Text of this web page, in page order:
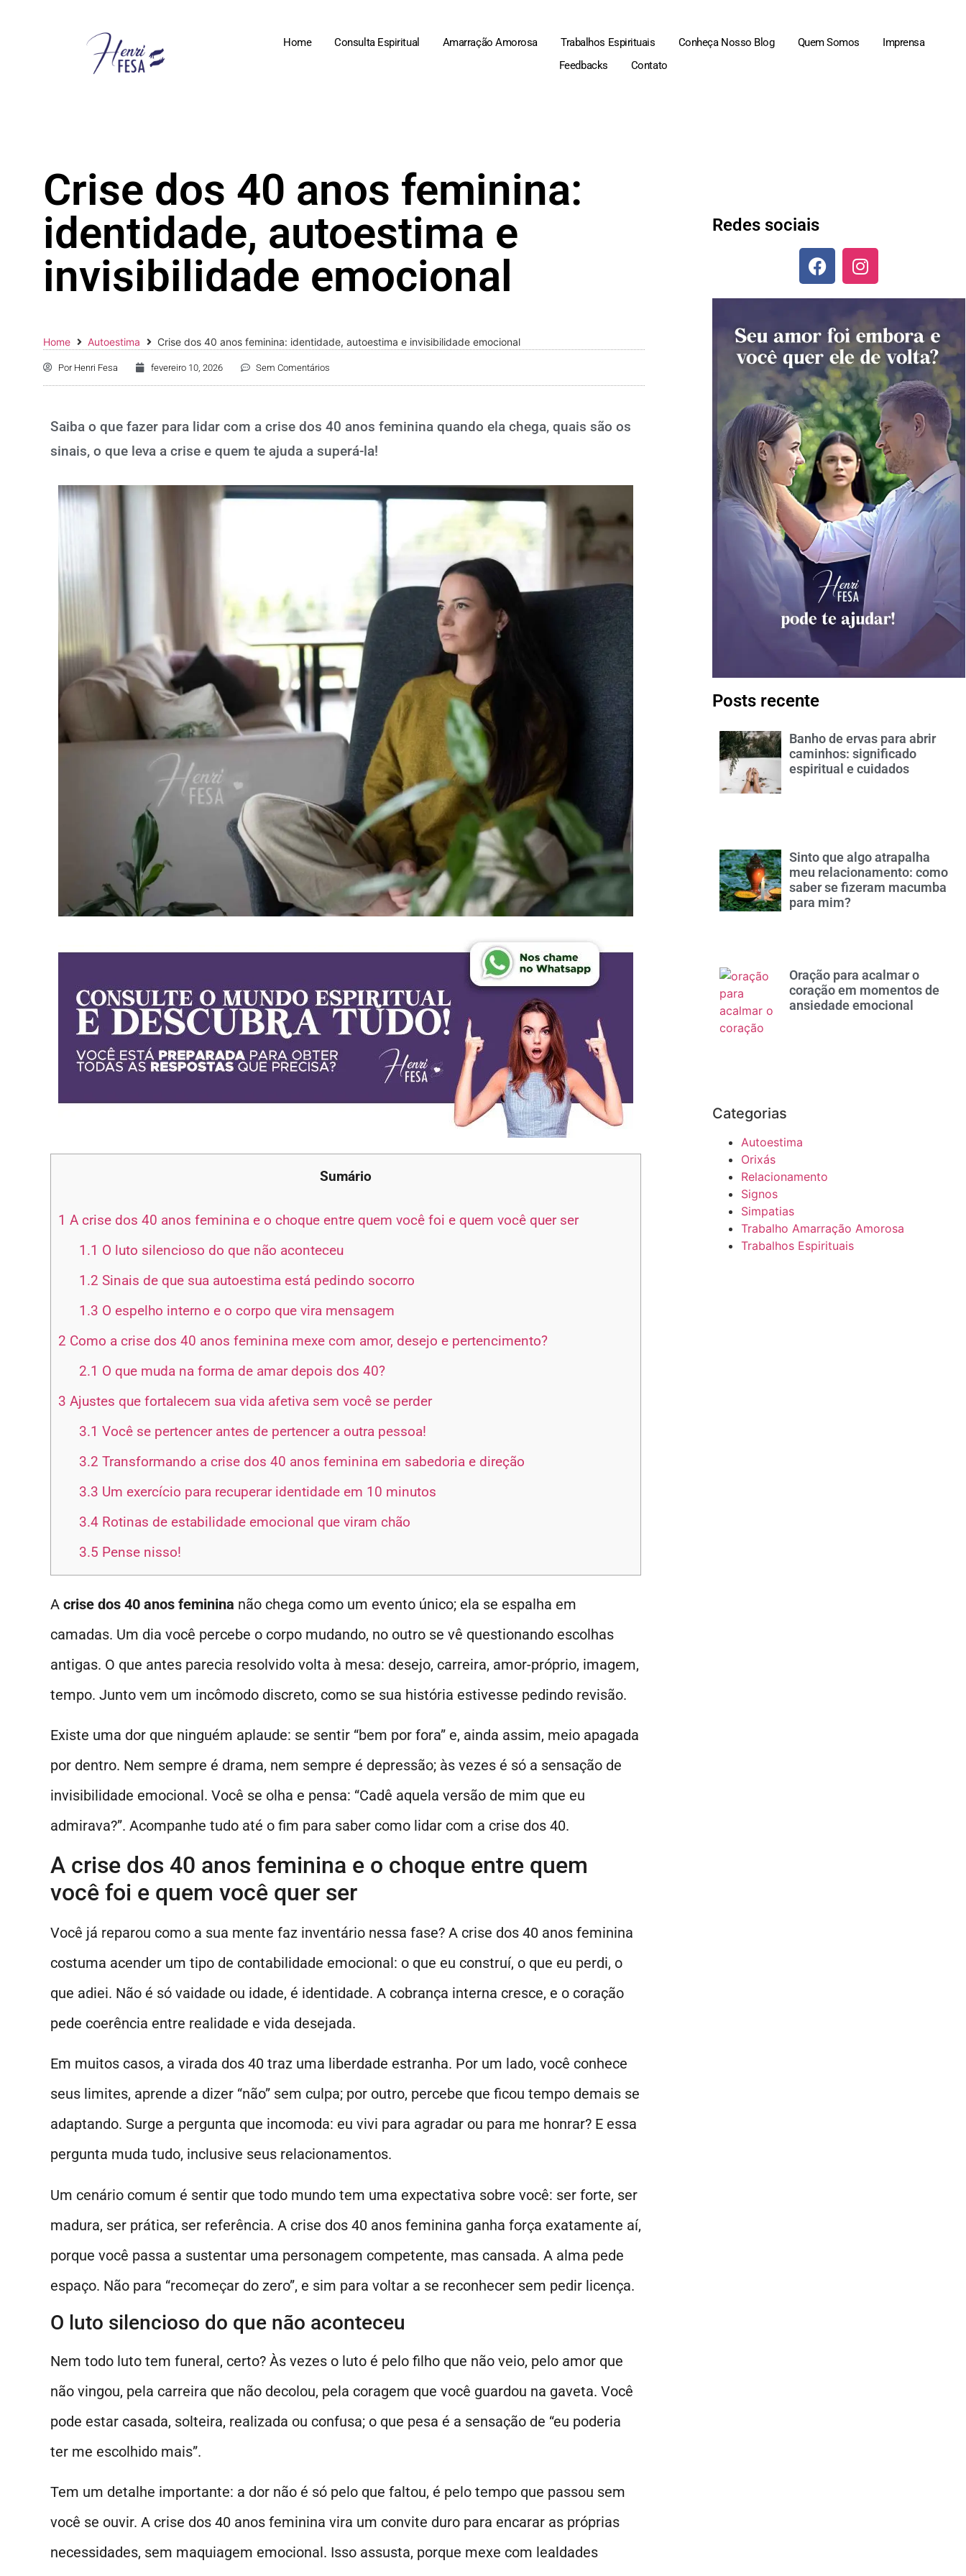
Home Consulta Espiritual Amarração Amorosa Trabalhos Espirituais Conheça Nosso Blog Quem Somos
Imprensa
Feedbacks
Contato
Crise dos 40 anos feminina:
identidade, autoestima e
invisibilidade emocional
Home Autoestima Crise dos 40 anos feminina: identidade, autoestima e invisibilidade emocional
PorHenri Fesa fevereiro 10, 2026 Sem Comentários
Saiba o que fazer para lidar com a crise dos 40 anos feminina quando ela chega, quais são os
sinais, o que leva a crise e quem te ajuda a superá-la!
Sumário
1 A crise dos 40 anos feminina e o choque entre quem você foi e quem você quer ser
1.1 O luto silencioso do que não aconteceu
1.2 Sinais de que sua autoestima está pedindo socorro
1.3 O espelho interno e o corpo que vira mensagem
2 Como a crise dos 40 anos feminina mexe com amor, desejo e pertencimento?
2.1 O que muda na forma de amar depois dos 40?
3 Ajustes que fortalecem sua vida afetiva sem você se perder
3.1 Você se pertencer antes de pertencer a outra pessoa!
3.2 Transformando a crise dos 40 anos feminina em sabedoria e direção
3.3 Um exercício para recuperar identidade em 10 minutos
3.4Rotinas de estabilidade emocional que viram chão
3.5 Pense nisso!
A crise dos 40 anos feminina não chega como um evento único; ela se espalha em
camadas. Um dia você percebe o corpo mudando, no outro se vê questionando escolhas
antigas. O que antes parecia resolvido volta à mesa: desejo, carreira, amor-próprio, imagem,
tempo. Junto vem um incômodo discreto, como se sua história estivesse pedindo revisão.
Existe uma dor que ninguém aplaude: se sentir “bem por fora” e, ainda assim, meio apagada
por dentro. Nem sempre é drama, nem sempre é depressão; às vezes é só a sensação de
invisibilidade emocional. Você se olha e pensa: “Cadê aquela versão de mim que eu
admirava?”. Acompanhe tudo até o fim para saber como lidar com a crise dos 40.
A crise dos 40 anos feminina e o choque entre quem
você foi e quem você quer ser
Você já reparou como a sua mente faz inventário nessa fase? A crise dos 40 anos feminina
costuma acender um tipo de contabilidade emocional: o que eu construí, o que eu perdi, o
que adiei. Não é só vaidade ou idade, é identidade. A cobrança interna cresce, e o coração
pede coerência entre realidade e vida desejada.
Em muitos casos, a virada dos 40 traz uma liberdade estranha. Por um lado, você conhece
seus limites, aprende a dizer “não” sem culpa; por outro, percebe que ficou tempo demais se
adaptando. Surge a pergunta que incomoda: eu vivi para agradar ou para me honrar? E essa
pergunta muda tudo, inclusive seus relacionamentos.
Um cenário comum é sentir que todo mundo tem uma expectativa sobre você: ser forte, ser
madura, ser prática, ser referência. A crise dos 40 anos feminina ganha força exatamente aí,
porque você passa a sustentar uma personagem competente, mas cansada. A alma pede
espaço. Não para “recomeçar do zero”, e sim para voltar a se reconhecer sem pedir licença.
O luto silencioso do que não aconteceu
Nem todo luto tem funeral, certo? Às vezes o luto é pelo filho que não veio, pelo amor que
não vingou, pela carreira que não decolou, pela coragem que você guardou na gaveta. Você
pode estar casada, solteira, realizada ou confusa; o que pesa é a sensação de “eu poderia
ter me escolhido mais”.
Tem um detalhe importante: a dor não é só pelo que faltou, é pelo tempo que passou sem
você se ouvir. A crise dos 40 anos feminina vira um convite duro para encarar as próprias
necessidades, sem maquiagem emocional. Isso assusta, porque mexe com lealdades
Redes sociais
Posts recente
Banho de ervas para abrir
caminhos: significado
espiritual e cuidados
Sinto que algo atrapalha
meu relacionamento: como
saber se fizeram macumba
para mim?
Oração para acalmar o
coração em momentos de
ansiedade emocional
Categorias
Autoestima
Orixás
Relacionamento
Signos
Simpatias
Trabalho Amarração Amorosa
Trabalhos Espirituais